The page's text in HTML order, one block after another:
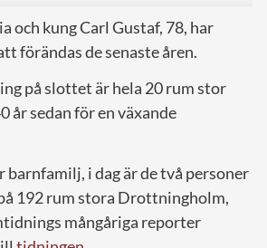
och kung Carl Gustaf, 78, har
förändas de senaste åren.
på slottet är hela 20 rum stor
år sedan för en växande
barnfamilj, i dag är de två personer
192 rum stora Drottningholm,
mångåriga reporter